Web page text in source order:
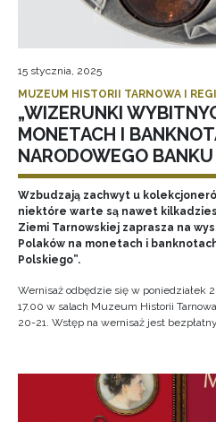
15 stycznia, 2025
MUZEUM HISTORII TARNOWA I
„WIZERUNKI
MONETACH I
NARODOWEGO
Wzbudzają zachwyt u
niektóre warte są nawet
Ziemi Tarnowskiej zaprasza na
Polaków na monetach i
Polskiego”.
Wernisaż odbędzie się w poniedziałek
17.00 w salach Muzeum Historii
20-21. Wstęp na wernisaż jest